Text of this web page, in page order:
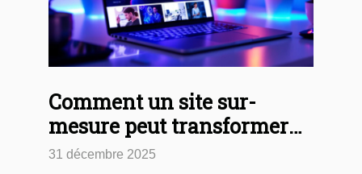
Comment un site sur-
mesure peut transformer
votre présence digitale ?
31 décembre 2025